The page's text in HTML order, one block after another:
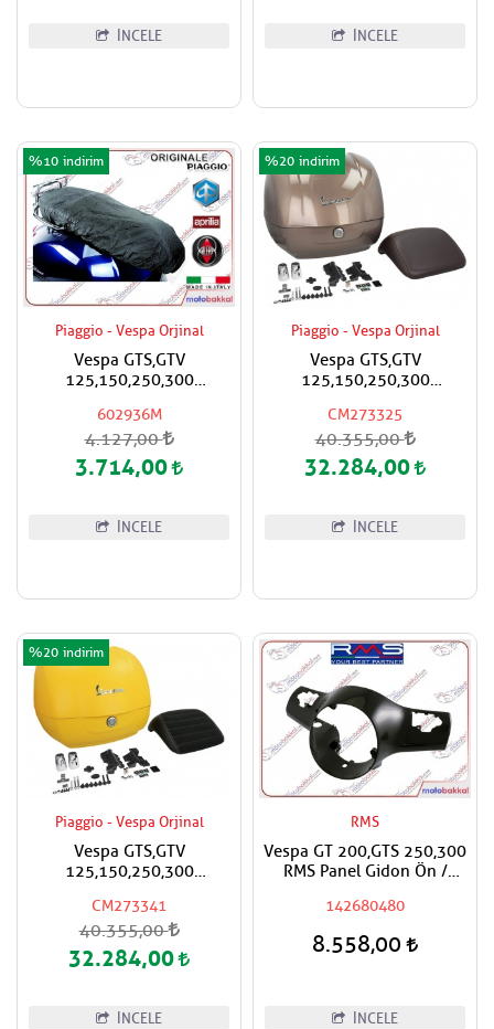
İNCELE İNCELE
Piaggio - Vespa Orjinal
Vespa GTS,GTV
125,150,250,300
Geçirmez Sele Koruyucu
Örtü Kılıf
602936M
%10
4.127,00
3.714,00
İNCELE
Piaggio - Vespa Orjinal
Vespa GTS,GTV
125,150,250,300
Kahverengi Renk Boya
Kod:129/A Koyu
Kahverengi Sırt Pedli
CM273325
%20
40.355,00
32.284,00
İNCELE
Piaggio - Vespa Orjinal
Vespa GTS,GTV
125,150,250,300
Mat Sarı Renk Boya
Kod:974/A Siyah Sırt Pedli
CM273341
%20
40.355,00
32.284,00
İNCELE
RMS
Vespa GT 200,GTS 250,300
RMS Panel Gidon Ön /
Boyasız
142680480
8.558,00
İNCELE